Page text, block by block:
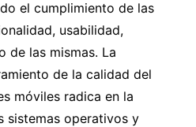
el cumplimiento de las
usabilidad,
de las mismas. La
de la calidad del
móviles radica en la
sistemas operativos y